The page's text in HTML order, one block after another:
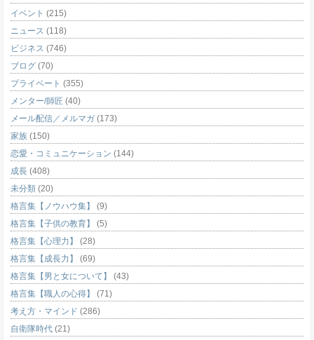
イベント (215)
ニュース (118)
ビジネス (746)
ブログ (70)
プライベート (355)
メンター/師匠 (40)
メール配信／メルマガ (173)
家族 (150)
恋愛・コミュニケーション (144)
成長 (408)
未分類 (20)
格言集【ノウハウ集】
(9)
格言集【子供の教育】
(5)
格言集【心理力】
(28)
格言集【成長力】
(69)
格言集【男と女について】
(43)
格言集【職人の心得】
(71)
考え方・マインド (286)
自衛隊時代 (21)